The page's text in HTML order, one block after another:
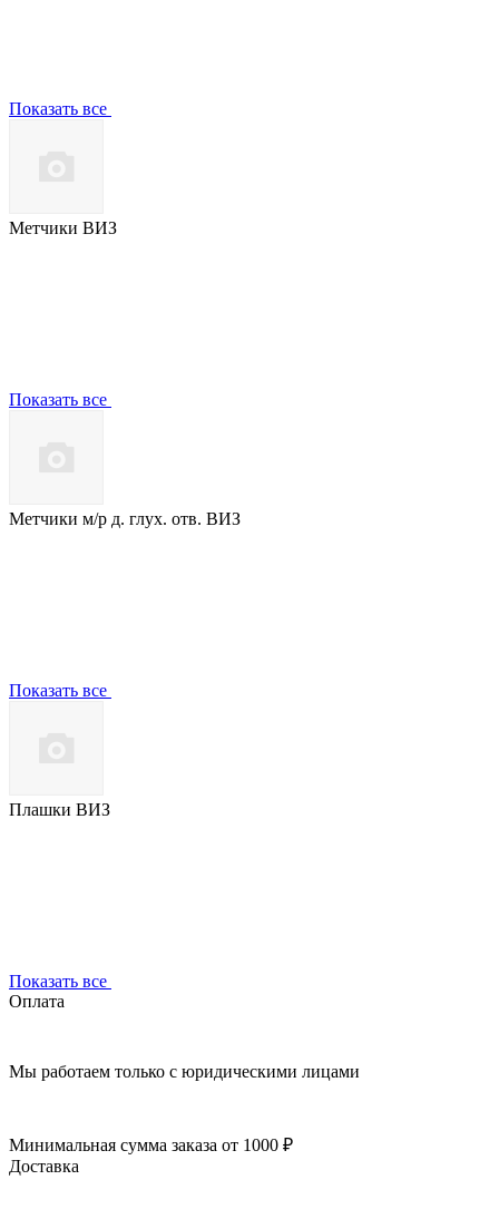
Показать все
Метчики ВИЗ
Показать все
Метчики м/р д. глух. отв. ВИЗ
Показать все
Плашки ВИЗ
Показать все
Оплата
Мы работаем только с юридическими лицами
Минимальная сумма заказа от 1000 ₽
Доставка